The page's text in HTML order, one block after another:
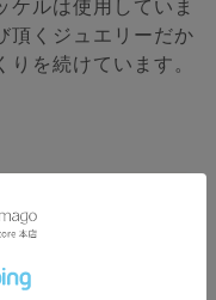
ケルは使用していま
頂くジュエリーだか
を続けています。